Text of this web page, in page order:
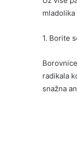
1. Borite
radikala
snažna